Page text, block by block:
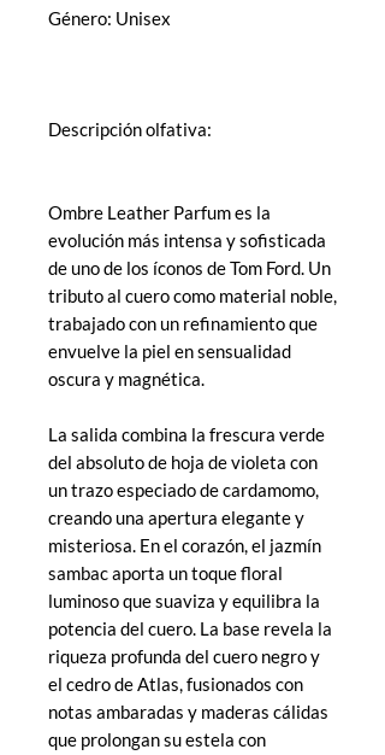
Género: Unisex
Descripción olfativa:
Ombre Leather Parfum es la
evolución más intensa y sofisticada
de uno de los íconos de Tom Ford. Un
tributo al cuero como material noble,
trabajado con un refinamiento que
envuelve la piel en sensualidad
oscura y magnética.
La salida combina la frescura verde
del absoluto de hoja de violeta con
un trazo especiado de cardamomo,
creando una apertura elegante y
misteriosa. En el corazón, el jazmín
sambac aporta un toque floral
luminoso que suaviza y equilibra la
potencia del cuero. La base revela la
riqueza profunda del cuero negro y
el cedro de Atlas, fusionados con
notas ambaradas y maderas cálidas
que prolongan su estela con